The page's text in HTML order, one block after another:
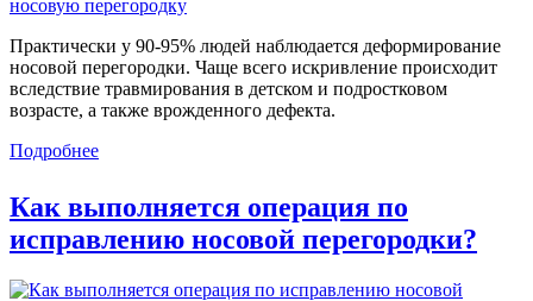
Практически у 90-95% людей наблюдается деформирование
носовой перегородки. Чаще всего искривление происходит
вследствие травмирования в детском и подростковом
возрасте, а также врожденного дефекта.
Подробнее
Как выполняется операция по
исправлению носовой перегородки?